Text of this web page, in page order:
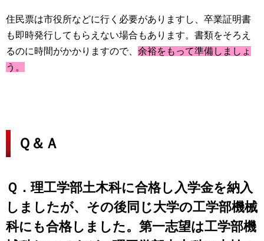
住民票は市役所などに行く必要がありますし、卒業証明書
も即時発行してもらえない場合もあります。書類をそろえ
るのに時間がかかりますので、 余裕をもって準備しましょ
う。
Ｑ＆Ａ
Ｑ．理工学部土木科に合格し入学金を納入
しましたが、その後同じ大学の工学部機械
科にも合格しました。第一志望は工学部機